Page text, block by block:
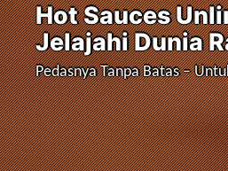
Hot Sauces
Jelajahi Dunia
Pedasnya Tanpa Batas –